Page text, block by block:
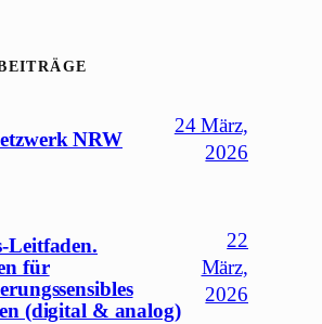
NRW
24 März,
2026
Leitfaden.
für
(digital & analog)
22
März,
2026